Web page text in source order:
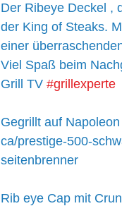
Der Ribeye Deckel ,
der King of Steaks.
einer
Viel Spaß beim
Grill TV #grillexperte
Gegrillt auf
ca/prestige-500-
seitenbrenner
Rib eye Cap mit